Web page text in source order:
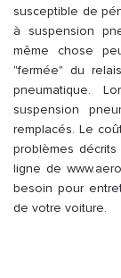
susceptible de
à suspension
même chose
"fermée" du
pneumatique.
suspension
remplacés. Le
problèmes
ligne de
besoin pour
de votre voiture.